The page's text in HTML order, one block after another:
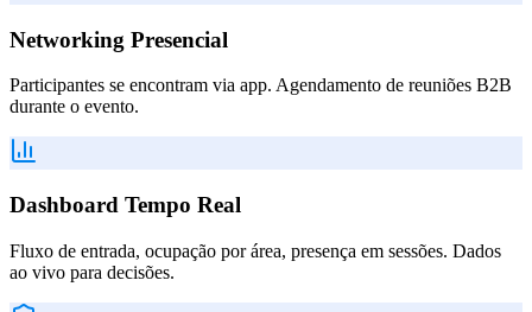
Networking Presencial
Participantes se encontram via app. Agendamento de reuniões B2B
durante o evento.
Dashboard Tempo Real
Fluxo de entrada, ocupação por área, presença em sessões. Dados
ao vivo para decisões.